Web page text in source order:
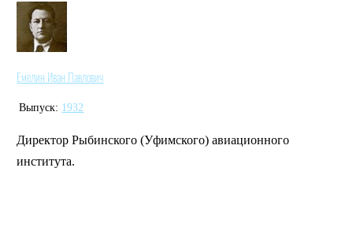
Емелин Иван Павлович
Выпуск: 1932
Директор Рыбинского (Уфимского) авиационного
института.